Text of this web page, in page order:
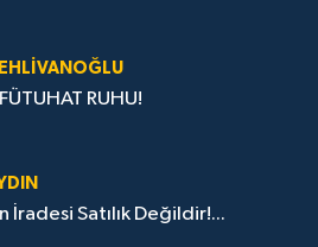
RUHU!
İradesi Satılık Değildir!...